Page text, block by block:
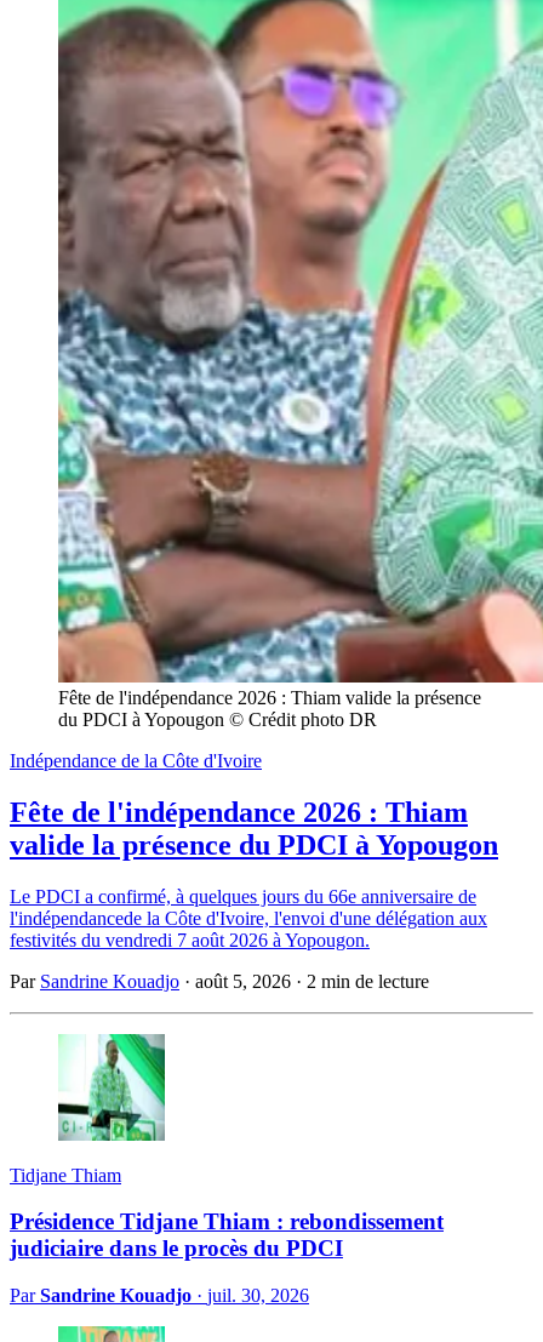
Fête de l'indépendance 2026 : Thiam valide la présence
du PDCI à Yopougon © Crédit photo DR
Indépendance de la Côte d'Ivoire
Fête de l'indépendance 2026 : Thiam
valide la présence du PDCI à Yopougon
Le PDCI a confirmé, à quelques jours du 66e anniversaire de
l'indépendancede la Côte d'Ivoire, l'envoi d'une délégation aux
festivités du vendredi 7 août 2026 à Yopougon.
Par Sandrine Kouadjo · août 5, 2026 · 2 min de lecture
Tidjane Thiam
Présidence Tidjane Thiam : rebondissement
judiciaire dans le procès du PDCI
ParSandrine Kouadjo · juil. 30, 2026